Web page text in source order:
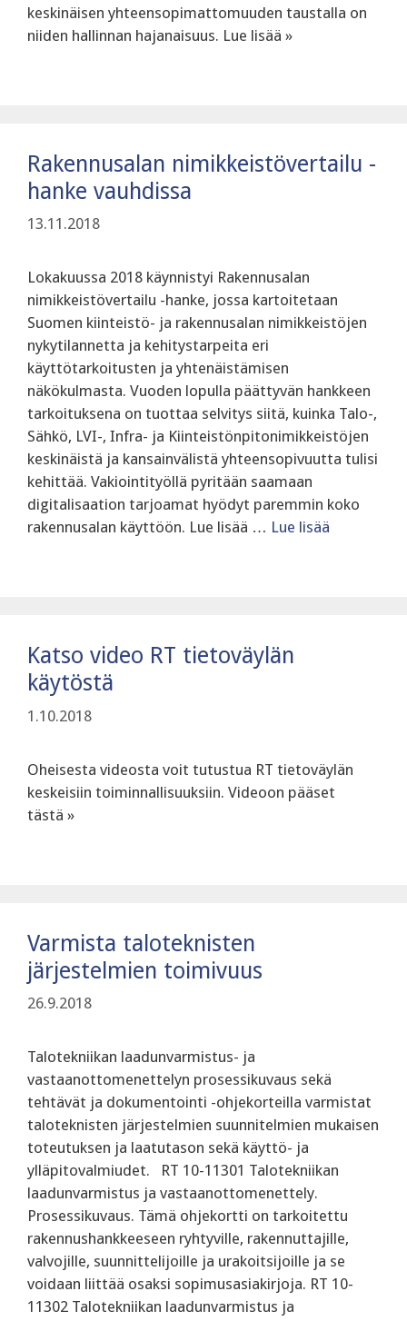
keskinäisen yhteensopimattomuuden taustalla on
niiden hallinnan hajanaisuus. Lue lisää »
Rakennusalan nimikkeistövertailu -
hanke vauhdissa
13.11.2018
Lokakuussa 2018 käynnistyi Rakennusalan
nimikkeistövertailu -hanke, jossa kartoitetaan
Suomen kiinteistö- ja rakennusalan nimikkeistöjen
nykytilannetta ja kehitystarpeita eri
käyttötarkoitusten ja yhtenäistämisen
näkökulmasta. Vuoden lopulla päättyvän hankkeen
tarkoituksena on tuottaa selvitys siitä, kuinka Talo-,
Sähkö, LVI-, Infra- ja Kiinteistönpitonimikkeistöjen
keskinäistä ja kansainvälistä yhteensopivuutta tulisi
kehittää. Vakiointityöllä pyritään saamaan
digitalisaation tarjoamat hyödyt paremmin koko
rakennusalan käyttöön. Lue lisää … Lue lisää
Katso video RT tietoväylän
käytöstä
1.10.2018
Oheisesta videosta voit tutustua RT tietoväylän
keskeisiin toiminnallisuuksiin. Videoon pääset
tästä »
Varmista taloteknisten
järjestelmien toimivuus
26.9.2018
Talotekniikan laadunvarmistus- ja
vastaanottomenettelyn prosessikuvaus sekä
tehtävät ja dokumentointi -ohjekorteilla varmistat
taloteknisten järjestelmien suunnitelmien mukaisen
toteutuksen ja laatutason sekä käyttö- ja
ylläpitovalmiudet. RT 10-11301 Talotekniikan
laadunvarmistus ja vastaanottomenettely.
Prosessikuvaus. Tämä ohjekortti on tarkoitettu
rakennushankkeeseen ryhtyville, rakennuttajille,
valvojille, suunnittelijoille ja urakoitsijoille ja se
voidaan liittää osaksi sopimusasiakirjoja. RT 10-
11302 Talotekniikan laadunvarmistus ja